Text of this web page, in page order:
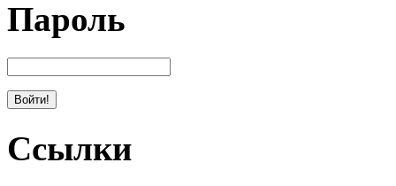
Пароль
Ссылки